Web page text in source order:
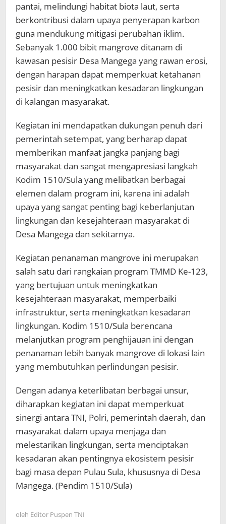
pantai, melindungi habitat biota laut, serta
berkontribusi dalam upaya penyerapan karbon
guna mendukung mitigasi perubahan iklim.
Sebanyak 1.000 bibit mangrove ditanam di
kawasan pesisir Desa Mangega yang rawan erosi,
dengan harapan dapat memperkuat ketahanan
pesisir dan meningkatkan kesadaran lingkungan
di kalangan masyarakat.
Kegiatan ini mendapatkan dukungan penuh dari
pemerintah setempat, yang berharap dapat
memberikan manfaat jangka panjang bagi
masyarakat dan sangat mengapresiasi langkah
Kodim 1510/Sula yang melibatkan berbagai
elemen dalam program ini, karena ini adalah
upaya yang sangat penting bagi keberlanjutan
lingkungan dan kesejahteraan masyarakat di
Desa Mangega dan sekitarnya.
Kegiatan penanaman mangrove ini merupakan
salah satu dari rangkaian program TMMD Ke-123,
yang bertujuan untuk meningkatkan
kesejahteraan masyarakat, memperbaiki
infrastruktur, serta meningkatkan kesadaran
lingkungan. Kodim 1510/Sula berencana
melanjutkan program penghijauan ini dengan
penanaman lebih banyak mangrove di lokasi lain
yang membutuhkan perlindungan pesisir.
Dengan adanya keterlibatan berbagai unsur,
diharapkan kegiatan ini dapat memperkuat
sinergi antara TNI, Polri, pemerintah daerah, dan
masyarakat dalam upaya menjaga dan
melestarikan lingkungan, serta menciptakan
kesadaran akan pentingnya ekosistem pesisir
bagi masa depan Pulau Sula, khususnya di Desa
Mangega. (Pendim 1510/Sula)
oleh Editor Puspen TNI